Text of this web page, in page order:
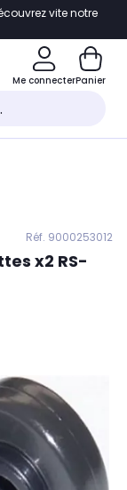
vite notre
Me connecterPanier
Réf. 9000253012
x2 RS-